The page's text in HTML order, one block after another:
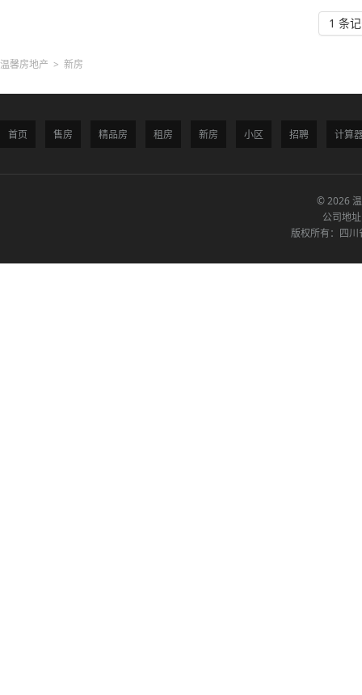
1 条
温馨房地产 > 新房
首页 售房 精品房 租房 新房 小区 招聘 计算
© 2026
公司地
版权所有：四